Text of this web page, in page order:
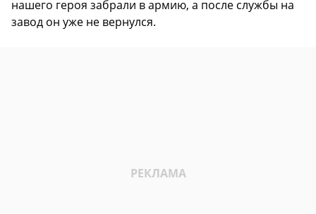
нашего героя забрали в армию, а после службы на
завод он уже не вернулся.